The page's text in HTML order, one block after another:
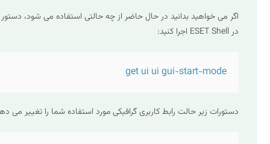
اگر می خواهید بدانید در حال حاضر از چه حالتی استفاده می شود، دستور زیر را
get ui ui gui-start-mode
دستورات زیر حالت رابط کاربری گرافیکی مورد استفاده شما را تغییر می دهد: